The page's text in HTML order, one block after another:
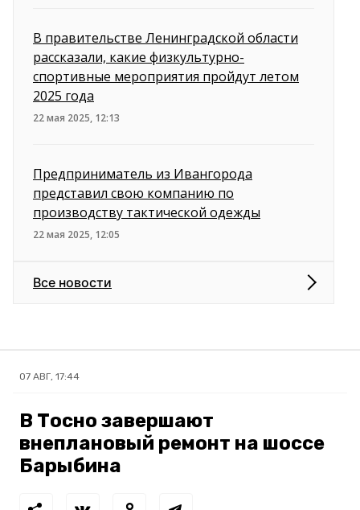
В правительстве Ленинградской области
рассказали, какие физкультурно-
спортивные мероприятия пройдут летом
2025 года
22 мая 2025, 12:13
Предприниматель из Ивангорода
представил свою компанию по
производству тактической одежды
22 мая 2025, 12:05
Все новости
07 АВГ, 17:44
В Тосно завершают
внеплановый ремонт на шоссе
Барыбина